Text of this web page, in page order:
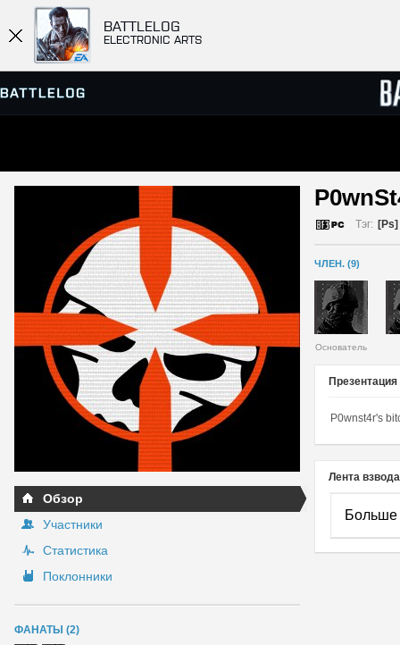
BATTLELOG
ELECTRONIC ARTS
ПРОСМОТР СЕРВЕРОВ
Обзор
Участники
Статистика
Поклонники
ФАНАТЫ (2)
Тэг: [Ps]
ЧЛЕН. (9)
Основатель
P0wnst4r's
Лента взвода
Больше